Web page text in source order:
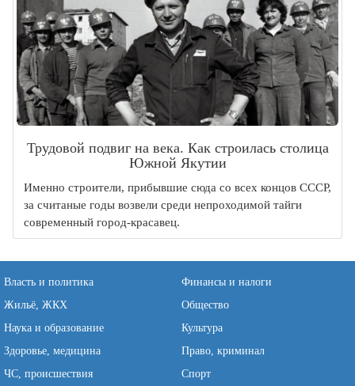
Трудовой подвиг на века. Как строилась столица
Южной Якутии
Именно строители, прибывшие сюда со всех концов СССР,
за считаные годы возвели среди непроходимой тайги
современный город-красавец.
Власть и политика
Финансы и налоги
Жильё, ЖКХ
Общество
Наука и образование
Культура
Здоровье, медицина
Право, криминал
ЧС, происшествия
Спорт